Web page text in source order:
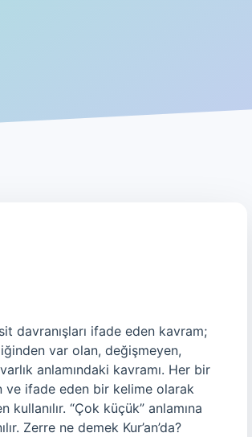
davranışları ifade eden kavram;
var olan, değişmeyen,
anlamındaki kavramı. Her bir
ve ifade eden bir kelime olarak
“Çok küçük” anlamına
Zerre ne demek Kur’an’da?